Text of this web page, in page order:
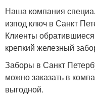
Наша компания
изпод ключ в Санкт
Клиенты
крепкий железный
Заборы в Санкт
можно заказать в
выгодной.